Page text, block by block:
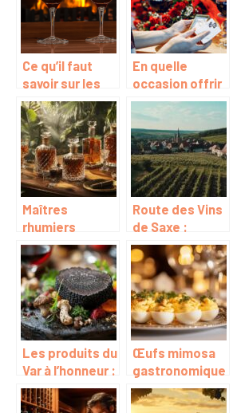
actuelle ?
Ce qu’il faut
savoir sur les
vins AOC
En quelle
occasion offrir
du vin et
comment
choisir sa
bouteille ?
Maîtres
rhumiers
cubains : Les
gardiens du
vieillissement
traditionnel
Route des Vins
de Saxe :
voyage au cœur
des vignobles
allemands, un
héritage des
moines du XIIe
siècle
Les produits du
Var à l’honneur :
guide complet
des méthodes
Œufs mimosa
gastronomique
: la recette
parfaite